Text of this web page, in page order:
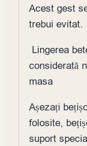
Acest gest
trebui evitat.
Lingerea
considerată
masa
Așezați
folosite,
suport